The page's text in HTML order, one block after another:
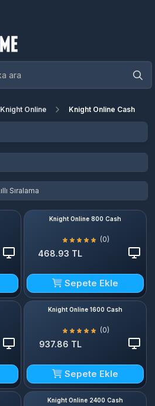
Knight Online Knight Online Cash
Knight Online 800 Cash
(0)
468.93 TL
Sepete Ekle
Knight Online 1600 Cash
(0)
937.86 TL
Sepete Ekle
Knight Online 2400 Cash